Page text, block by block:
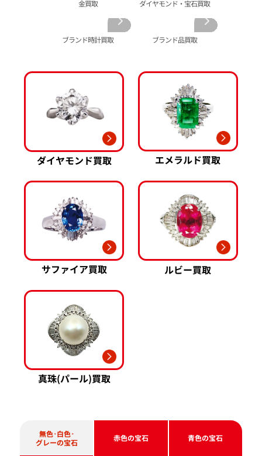
大判･小判 買取
ホワイトゴールド 買取
金コンビ 買取
プラチナ 買取
プラチナインゴット 買取
Pt950 買取
Pt850 買取
Pt&Pm 買取
銀･シルバー 買取
パラジウム 買取
パール 買取
ヴァンクリーフ&
グッチ 買取
買取可能な商品をもっと見る
シャネル 買取
タグ・ホイヤー 買取
買取
ブライトリング
買取
ヴァシュロン・コンスタンタン 買取
ゾーネ 買取
パネライ 買取
ブルガリ 買取
フランク ミュラー 買取
IWC 買取
買取可能な商品をもっと見る
金買取 ダイヤモンド・宝石買取
ブランド時計買取 ブランド品買取
ダイヤモンド買取 エメラルド買取
サファイア買取 ルビー買取
真珠(パール)買取
無色･白色･
グレーの宝石
赤色の宝石 青色の宝石